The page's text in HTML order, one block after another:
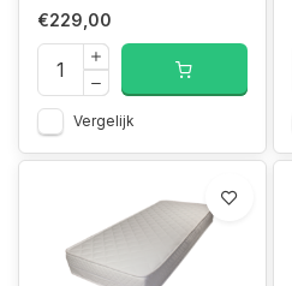
€229,00
Vergelijk